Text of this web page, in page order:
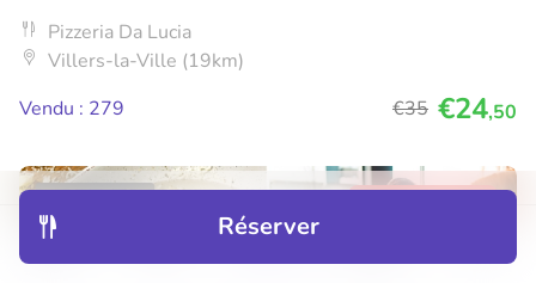
Réserver
Pizzeria Da Lucia
Villers-la-Ville (19km)
Vendu : 279
€35 €24,50